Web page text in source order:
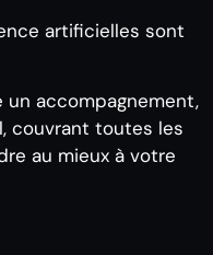
artificielles sont
un accompagnement,
couvrant toutes les
au mieux à votre